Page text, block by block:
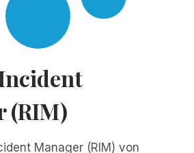
(RIM)
Manager (RIM) von